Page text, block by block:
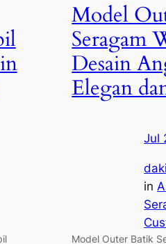
Model
Seragam
Desain
Elegan
Jul
in
Model Outer Batik